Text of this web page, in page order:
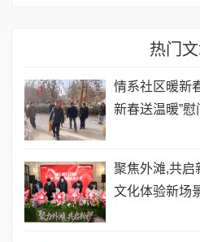
热门
情系社区暖新
新春送温暖”慰
聚焦外滩,共启
文化体验新场